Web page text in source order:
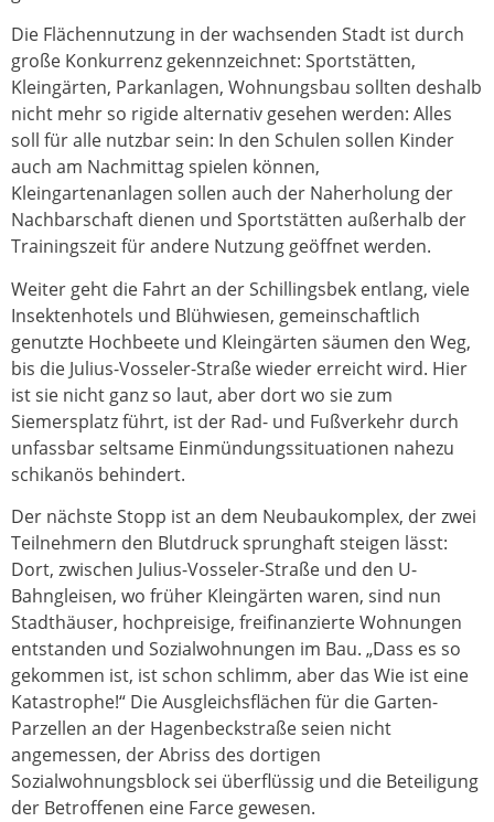
Die Flächennutzung in der wachsenden Stadt ist durch
große Konkurrenz gekennzeichnet: Sportstätten,
Kleingärten, Parkanlagen, Wohnungsbau sollten deshalb
nicht mehr so rigide alternativ gesehen werden: Alles
soll für alle nutzbar sein: In den Schulen sollen Kinder
auch am Nachmittag spielen können,
Kleingartenanlagen sollen auch der Naherholung der
Nachbarschaft dienen und Sportstätten außerhalb der
Trainingszeit für andere Nutzung geöffnet werden.
Weiter geht die Fahrt an der Schillingsbek entlang, viele
Insektenhotels und Blühwiesen, gemeinschaftlich
genutzte Hochbeete und Kleingärten säumen den Weg,
bis die Julius-Vosseler-Straße wieder erreicht wird. Hier
ist sie nicht ganz so laut, aber dort wo sie zum
Siemersplatz führt, ist der Rad- und Fußverkehr durch
unfassbar seltsame Einmündungssituationen nahezu
schikanös behindert.
Der nächste Stopp ist an dem Neubaukomplex, der zwei
Teilnehmern den Blutdruck sprunghaft steigen lässt:
Dort, zwischen Julius-Vosseler-Straße und den U-
Bahngleisen, wo früher Kleingärten waren, sind nun
Stadthäuser, hochpreisige, freifinanzierte Wohnungen
entstanden und Sozialwohnungen im Bau. „Dass es so
gekommen ist, ist schon schlimm, aber das Wie ist eine
Katastrophe!“ Die Ausgleichsflächen für die Garten-
Parzellen an der Hagenbeckstraße seien nicht
angemessen, der Abriss des dortigen
Sozialwohnungsblock sei überflüssig und die Beteiligung
der Betroffenen eine Farce gewesen.